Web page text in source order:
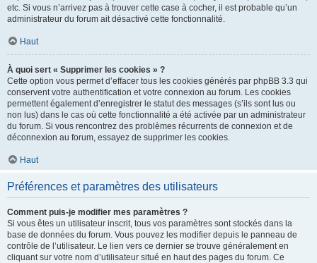
etc. Si vous n’arrivez pas à trouver cette case à cocher, il est probable qu’un
administrateur du forum ait désactivé cette fonctionnalité.
Haut
À quoi sert « Supprimer les cookies » ?
Cette option vous permet d’effacer tous les cookies générés par phpBB 3.3 qui
conservent votre authentification et votre connexion au forum. Les cookies
permettent également d’enregistrer le statut des messages (s’ils sont lus ou
non lus) dans le cas où cette fonctionnalité a été activée par un administrateur
du forum. Si vous rencontrez des problèmes récurrents de connexion et de
déconnexion au forum, essayez de supprimer les cookies.
Haut
Préférences et paramètres des utilisateurs
Comment puis-je modifier mes paramètres ?
Si vous êtes un utilisateur inscrit, tous vos paramètres sont stockés dans la
base de données du forum. Vous pouvez les modifier depuis le panneau de
contrôle de l’utilisateur. Le lien vers ce dernier se trouve généralement en
cliquant sur votre nom d’utilisateur situé en haut des pages du forum. Ce